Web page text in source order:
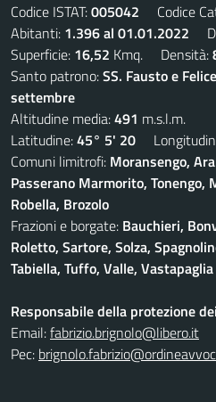
Codice ISTAT:005042 Codice
Abitanti: 1.396 al 01.01.2022
Superficie: 16,52 Kmq. Densità:
Santo patrono:SS. Fausto e
settembre
Altitudine media:491 m.s.l.m.
Latitudine:45° 5' 20
Comuni limitrofi: Moransengo,
Passerano Marmorito,
Robella, Brozolo
Frazioni e borgate: Bauchieri,
Roletto, Sartore, Solza,
Tabiella, Tuffo, Valle, Vastapaglia
Responsabile della protezione
Email:fabrizio.brignolo@libero.it
Pec: